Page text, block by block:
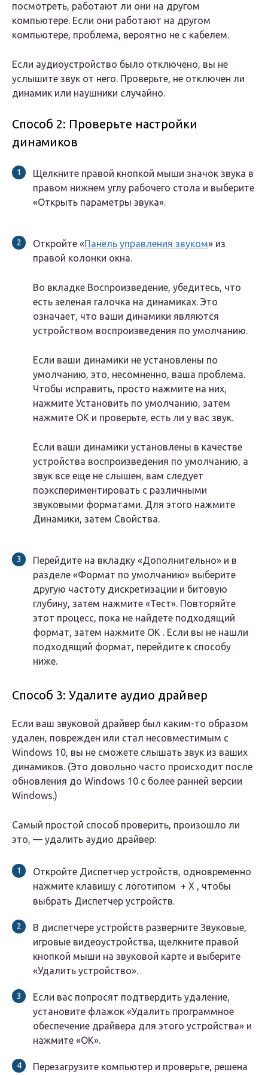
посмотреть, работают ли они на другом
компьютере. Если они работают на другом
компьютере, проблема, вероятно не с кабелем.
Если аудиоустройство было отключено, вы не
услышите звук от него. Проверьте, не отключен ли
динамик или наушники случайно.
Способ 2: Проверьте настройки
динамиков
Щелкните правой кнопкой мыши значок звука в
правом нижнем углу рабочего стола и выберите
«Открыть параметры звука».
Откройте «Панель управления звуком» из
правой колонки окна.
Во вкладке Воспроизведение, убедитесь, что
есть зеленая галочка на динамиках. Это
означает, что ваши динамики являются
устройством воспроизведения по умолчанию.
Если ваши динамики не установлены по
умолчанию, это, несомненно, ваша проблема.
Чтобы исправить, просто нажмите на них,
нажмите Установить по умолчанию, затем
нажмите OK и проверьте, есть ли у вас звук.
Если ваши динамики установлены в качестве
устройства воспроизведения по умолчанию, а
звук все еще не слышен, вам следует
поэкспериментировать с различными
звуковыми форматами. Для этого нажмите
Динамики, затем Свойства.
Перейдите на вкладку «Дополнительно» и в
разделе «Формат по умолчанию» выберите
другую частоту дискретизации и битовую
глубину, затем нажмите «Тест». Повторяйте
этот процесс, пока не найдете подходящий
формат, затем нажмите OK . Если вы не нашли
подходящий формат, перейдите к способу
ниже.
Способ 3: Удалите аудио драйвер
Если ваш звуковой драйвер был каким-то образом
удален, поврежден или стал несовместимым с
Windows 10, вы не сможете слышать звук из ваших
динамиков. (Это довольно часто происходит после
обновления до Windows 10 с более ранней версии
Windows.)
Самый простой способ проверить, произошло ли
это, — удалить аудио драйвер:
Откройте Диспетчер устройств, одновременно
нажмите клавишу с логотипом + X , чтобы
выбрать Диспетчер устройств.
В диспетчере устройств разверните Звуковые,
игровые видеоустройства, щелкните правой
кнопкой мыши на звуковой карте и выберите
«Удалить устройство».
Если вас попросят подтвердить удаление,
установите флажок «Удалить программное
обеспечение драйвера для этого устройства» и
нажмите «ОК».
Перезагрузите компьютер и проверьте, решена